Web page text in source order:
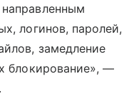
логинов, паролей,
замедление
блокирование», —